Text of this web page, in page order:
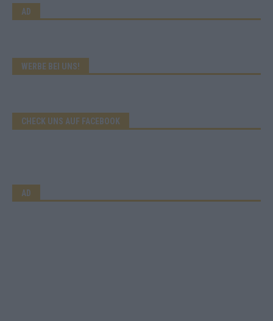
AD
WERBE BEI UNS!
CHECK UNS AUF FACEBOOK
AD